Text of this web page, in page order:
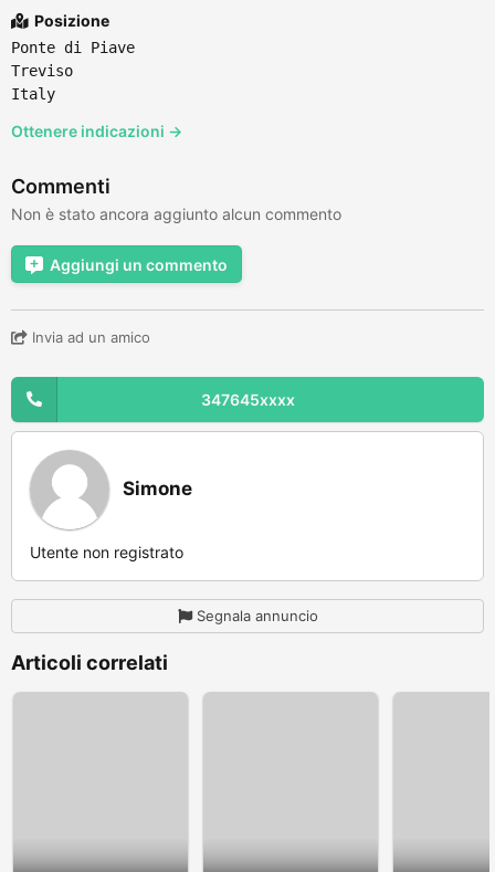
Posizione
Ponte di Piave
Treviso
Italy
Ottenere indicazioni →
Commenti
Non è stato ancora aggiunto alcun commento
Aggiungi un commento
Invia ad un amico
347645xxxx
Simone
Utente non registrato
Segnala annuncio
Articoli correlati